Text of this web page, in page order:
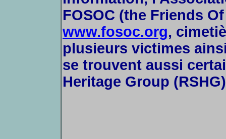
FOSOC (the Friends
www.fosoc.org,
plusieurs victimes
se trouvent aussi
Heritage Group